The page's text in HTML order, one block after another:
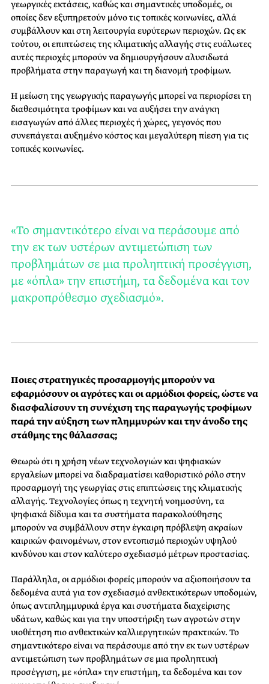
γεωργικές εκτάσεις, καθώς και σημαντικές υποδομές, οι
οποίες δεν εξυπηρετούν μόνο τις τοπικές κοινωνίες, αλλά
συμβάλλουν και στη λειτουργία ευρύτερων περιοχών. Ως εκ
τούτου, οι επιπτώσεις της κλιματικής αλλαγής στις ευάλωτες
αυτές περιοχές μπορούν να δημιουργήσουν αλυσιδωτά
προβλήματα στην παραγωγή και τη διανομή τροφίμων.
Η μείωση της γεωργικής παραγωγής μπορεί να περιορίσει τη
διαθεσιμότητα τροφίμων και να αυξήσει την ανάγκη
εισαγωγών από άλλες περιοχές ή χώρες, γεγονός που
συνεπάγεται αυξημένο κόστος και μεγαλύτερη πίεση για τις
τοπικές κοινωνίες.
«Το σημαντικότερο είναι να περάσουμε από
την εκ των υστέρων αντιμετώπιση των
προβλημάτων σε μια προληπτική προσέγγιση,
με «όπλα» την επιστήμη, τα δεδομένα και τον
μακροπρόθεσμο σχεδιασμό».
Ποιες στρατηγικές προσαρμογής μπορούν να
εφαρμόσουν οι αγρότες και οι αρμόδιοι φορείς, ώστε να
διασφαλίσουν τη συνέχιση της παραγωγής τροφίμων
παρά την αύξηση των πλημμυρών και την άνοδο της
στάθμης της θάλασσας;
Θεωρώ ότι η χρήση νέων τεχνολογιών και ψηφιακών
εργαλείων μπορεί να διαδραματίσει καθοριστικό ρόλο στην
προσαρμογή της γεωργίας στις επιπτώσεις της κλιματικής
αλλαγής. Τεχνολογίες όπως η τεχνητή νοημοσύνη, τα
ψηφιακά δίδυμα και τα συστήματα παρακολούθησης
μπορούν να συμβάλλουν στην έγκαιρη πρόβλεψη ακραίων
καιρικών φαινομένων, στον εντοπισμό περιοχών υψηλού
κινδύνου και στον καλύτερο σχεδιασμό μέτρων προστασίας.
Παράλληλα, οι αρμόδιοι φορείς μπορούν να αξιοποιήσουν τα
δεδομένα αυτά για τον σχεδιασμό ανθεκτικότερων υποδομών,
όπως αντιπλημμυρικά έργα και συστήματα διαχείρισης
υδάτων, καθώς και για την υποστήριξη των αγροτών στην
υιοθέτηση πιο ανθεκτικών καλλιεργητικών πρακτικών. Το
σημαντικότερο είναι να περάσουμε από την εκ των υστέρων
αντιμετώπιση των προβλημάτων σε μια προληπτική
προσέγγιση, με «όπλα» την επιστήμη, τα δεδομένα και τον